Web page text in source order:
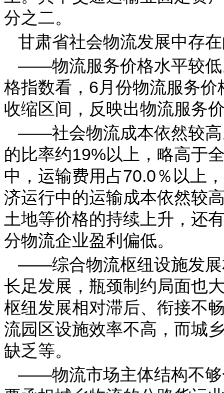
分之二。
甘肃省社会物流发展中存
——物流服务价格水平较低
格指数看，6月份物流服务
收缩区间，反映出物流服务
——社会物流成本依然较高
的比率约19%以上，略高于
中，运输费用占70.0％以上
济运行中的运输成本依然较
土地等价格的持续上升，还
分物流企业盈利偏低。
——综合物流枢纽设施发展
长足发展，瓶颈制约局面也
枢纽发展相对滞后、衔接不
流园区设施效率不高，而城
缺乏等。
——物流市场主体结构不够